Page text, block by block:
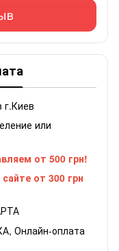
г.Киев
или
от 500 грн!
от 300 грн
Онлайн-оплата